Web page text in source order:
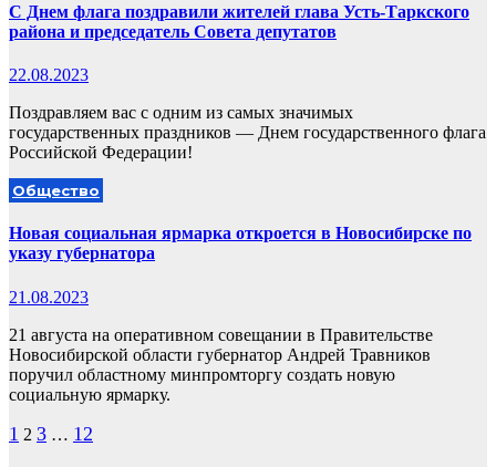
С Днем флага поздравили жителей глава Усть-Таркского
района и председатель Совета депутатов
22.08.2023
Поздравляем вас с одним из самых значимых
государственных праздников — Днем государственного флага
Российской Федерации!
Общество
Новая социальная ярмарка откроется в Новосибирске по
указу губернатора
21.08.2023
21 августа на оперативном совещании в Правительстве
Новосибирской области губернатор Андрей Травников
поручил областному минпромторгу создать новую
социальную ярмарку.
Пагинация
1 2 3 … 12